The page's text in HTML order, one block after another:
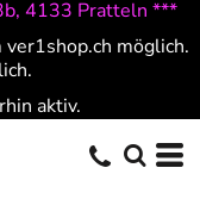
4133 Pratteln ***
möglich.
aktiv.